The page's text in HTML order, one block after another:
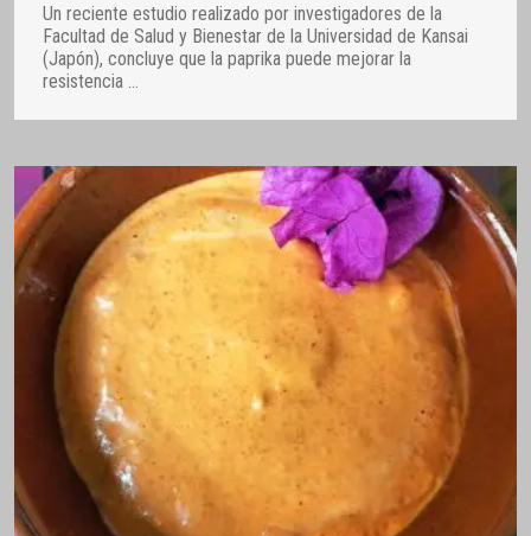
Un reciente estudio realizado por investigadores de la
Facultad de Salud y Bienestar de la Universidad de Kansai
(Japón), concluye que la paprika puede mejorar la
resistencia